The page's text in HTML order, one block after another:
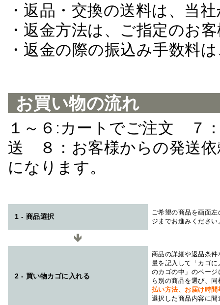
・返品・交換の送料は、当
・返金方法は、ご指定のお
・返金の際の振込み手数料
お買い物の流れ
１～６:カートでご注文 ７
送 ８：お客様からの発送
になります。
1 - 商品選択
ご希望の商品を画面
ジまでお進みください
2 - 買い物カゴに入れる
商品の詳細や返品条
量を記入して「カゴ
のカゴの中」のペー
ら別の商品を選び、
払い方法、お届け時
選択した商品内容に